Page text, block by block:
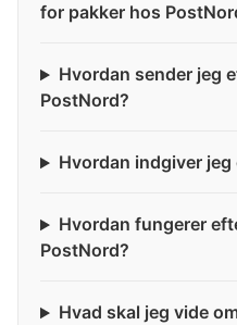
for pakker hos
Hvordan sender jeg
PostNord?
Hvordan indgiver
Hvordan fungerer
PostNord?
Hvad skal jeg vide